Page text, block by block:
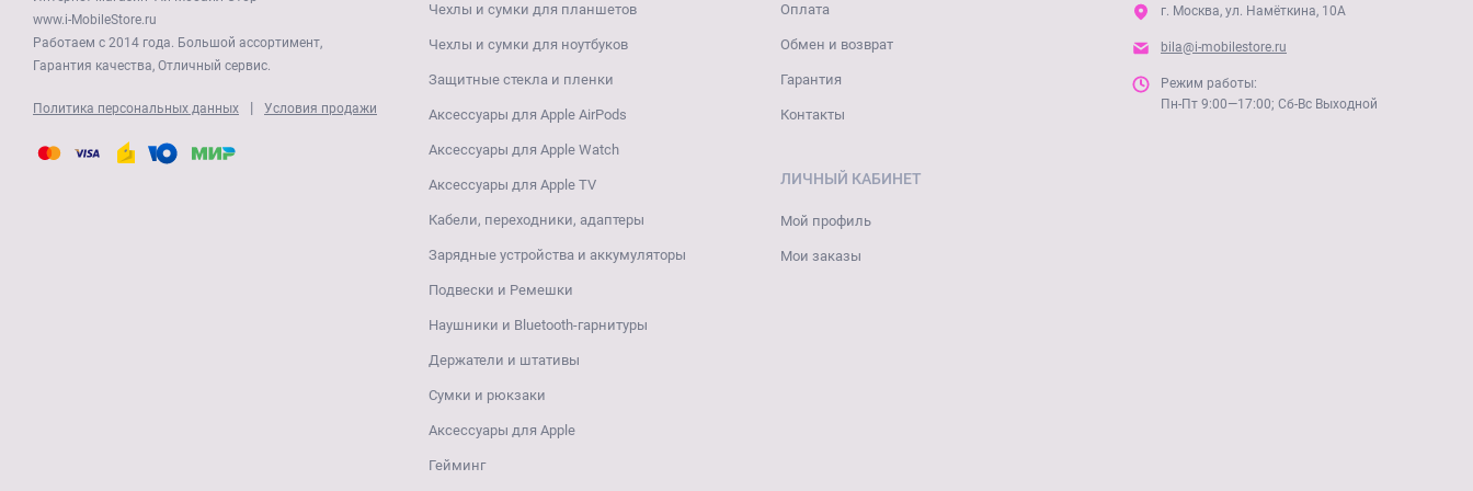
www.i-MobileStore.ru
Работаем с 2014 года. Большой ассортимент,
Гарантия качества, Отличный сервис.
Политика персональных данных | Условия продажи
Чехлы и сумки для планшетов
Чехлы и сумки для ноутбуков
Защитные стекла и пленки
Аксессуары для Apple AirPods
Аксессуары для Apple Watch
Аксессуары для Apple TV
Кабели, переходники, адаптеры
Зарядные устройства и аккумуляторы
Подвески и Ремешки
Наушники и Bluetooth-гарнитуры
Держатели и штативы
Сумки и рюкзаки
Аксессуары для Apple
Гейминг
Оплата
Обмен и возврат
Гарантия
Контакты
ЛИЧНЫЙ КАБИНЕТ
Мой профиль
Мои заказы
г. Москва, ул. Намёткина, 10А
bila@i-mobilestore.ru
Режим работы:
Пн-Пт 9:00—17:00; Сб-Вс Выходной